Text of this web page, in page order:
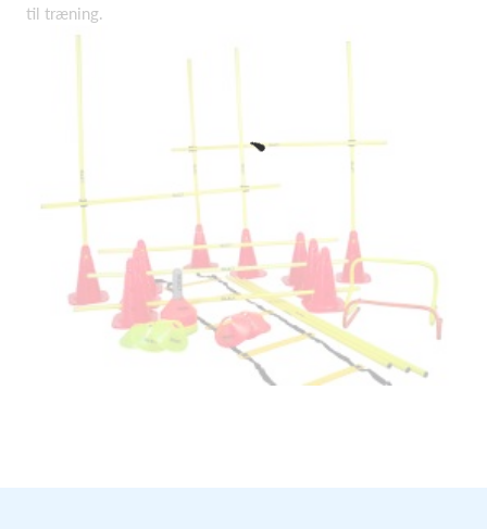
til træning.